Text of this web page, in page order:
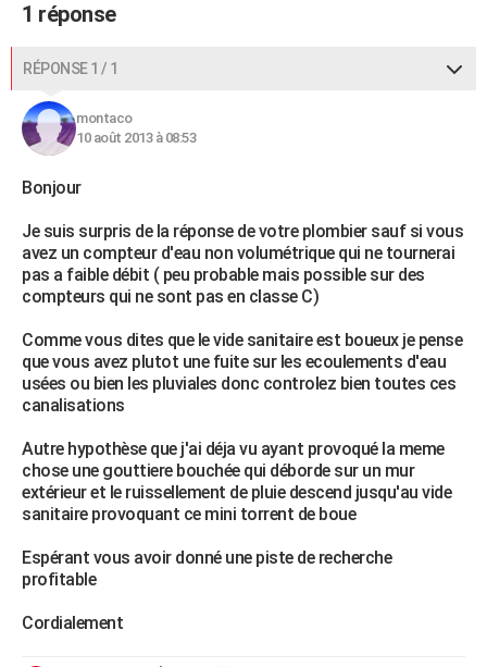
1 réponse
RÉPONSE 1 / 1
montaco
10 août 2013 à 08:53
Bonjour
Je suis surpris de la réponse de votre plombier sauf si vous
avez un compteur d'eau non volumétrique qui ne tournerai
pas a faible débit ( peu probable mais possible sur des
compteurs qui ne sont pas en classe C)
Comme vous dites que le vide sanitaire est boueux je pense
que vous avez plutot une fuite sur les ecoulements d'eau
usées ou bien les pluviales donc controlez bien toutes ces
canalisations
Autre hypothèse que j'ai déja vu ayant provoqué la meme
chose une gouttiere bouchée qui déborde sur un mur
extérieur et le ruissellement de pluie descend jusqu'au vide
sanitaire provoquant ce mini torrent de boue
Espérant vous avoir donné une piste de recherche
profitable
Cordialement